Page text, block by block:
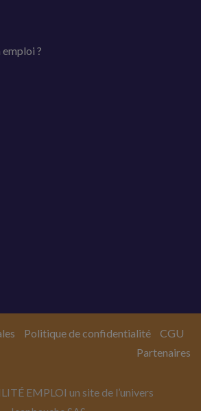
?
EMPLOI un site de l’univers
Politique de confidentialité
CGU
Partenaires